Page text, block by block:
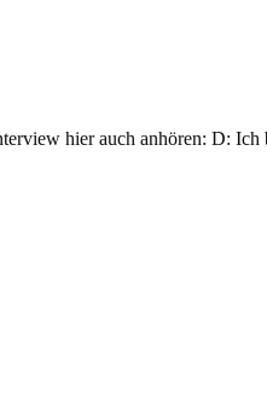
hier auch anhören: D: